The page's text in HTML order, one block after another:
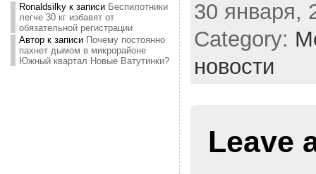
Ronaldsilkyк записи Беспилотники
легче 30 кг избавят от
обязательной регистрации
Авторк записи Почему постоянно
пахнет дымом в микрорайоне
Южный квартал Новые Ватутинки?
30 января,
Category:
новости
Leave